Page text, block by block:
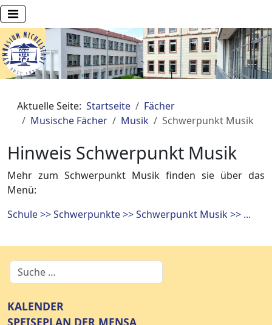
Aktuelle Seite: Startseite
Fächer
Musische Fächer
Musik Schwerpunkt Musik
Hinweis Schwerpunkt Musik
Mehr zum Schwerpunkt Musik finden sie über das
Menü:
Schule >> Schwerpunkte >> Schwerpunkt Musik >> ...
KALENDER
SPEISEPLAN DER MENSA